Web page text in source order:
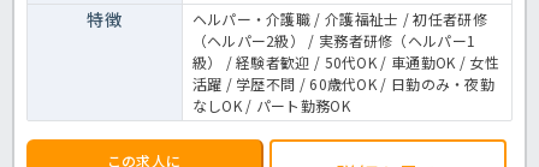
特徴
ヘルパー・介護職 / 介護福祉士 / 初任者研修
（ヘルパー2級） / 実務者研修（ヘルパー1
級） / 経験者歓迎 / 50代OK / 車通勤OK / 女性
活躍 / 学歴不問 / 60歳代OK / 日勤のみ・夜勤
なしOK / パート勤務OK
この求人に